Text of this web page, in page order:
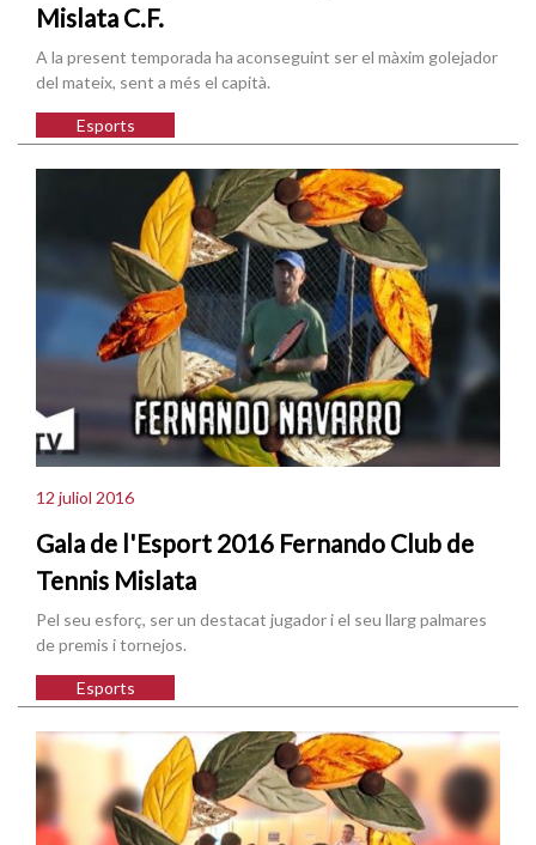
Mislata C.F.
A la present temporada ha aconseguint ser el màxim golejador
del mateix, sent a més el capità.
Esports
12 juliol 2016
Gala de l'Esport 2016 Fernando Club de
Tennis Mislata
Pel seu esforç, ser un destacat jugador i el seu llarg palmares
de premis i tornejos.
Esports